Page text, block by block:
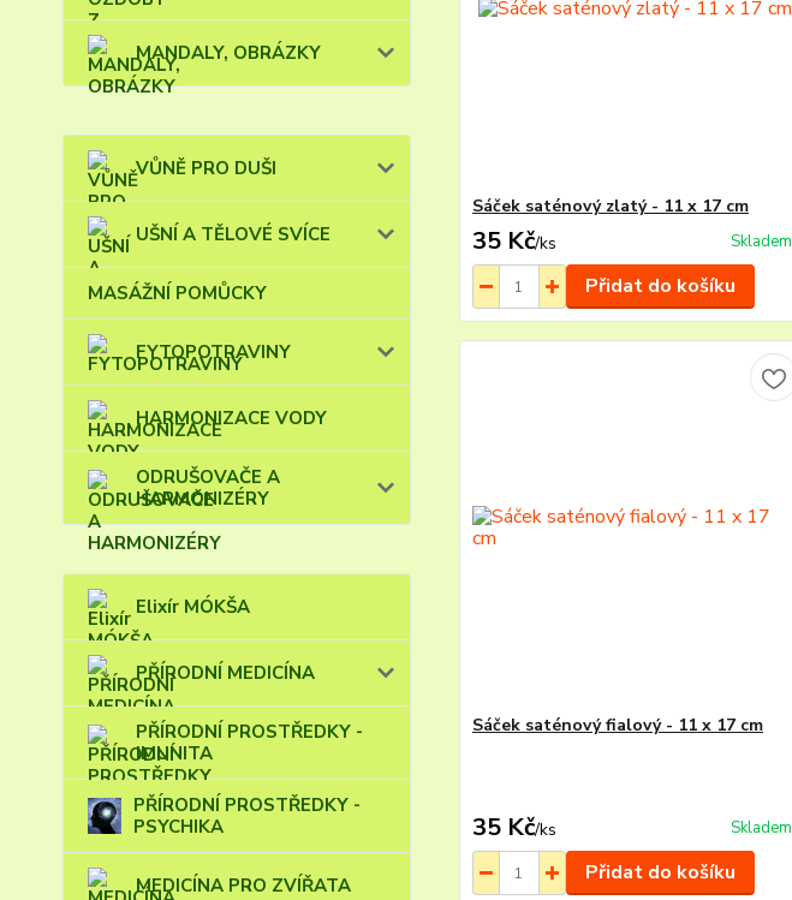
MANDALY, OBRÁZKY
VŮNĚ PRO DUŠI
UŠNÍ A TĚLOVÉ SVÍCE
MASÁŽNÍ POMŮCKY
FYTOPOTRAVINY
HARMONIZACE VODY
ODRUŠOVAČE A
HARMONIZÉRY
Elixír MÓKŠA
PŘÍRODNÍ MEDICÍNA
PŘÍRODNÍ PROSTŘEDKY -
IMUNITA
PŘÍRODNÍ PROSTŘEDKY -
PSYCHIKA
MEDICÍNA PRO ZVÍŘATA
Sáček saténový zlatý - 11 x 17 cm
35 Kč/ks Skladem
Přidat do košíku
Sáček saténový fialový - 11 x 17 cm
35 Kč/ks Skladem
Přidat do košíku